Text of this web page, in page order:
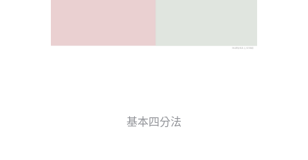
基本四分法